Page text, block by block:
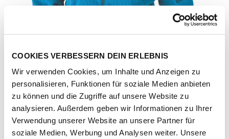
COOKIES VERBESSERN DEIN ERLEBNIS
Wir verwenden Cookies, um Inhalte und Anzeigen zu
personalisieren, Funktionen für soziale Medien anbieten
zu können und die Zugriffe auf unsere Website zu
analysieren. Außerdem geben wir Informationen zu Ihrer
Verwendung unserer Website an unsere Partner für
soziale Medien, Werbung und Analysen weiter. Unsere
Artikel-Nr.209292-1011-1001